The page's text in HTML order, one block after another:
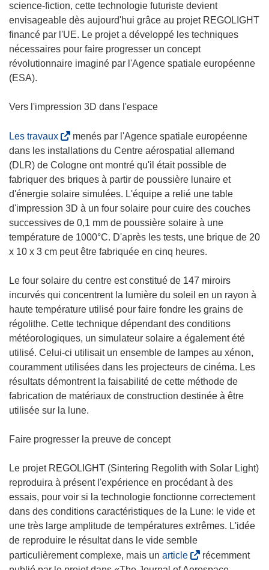
science-fiction, cette technologie futuriste devient
envisageable dès aujourd'hui grâce au projet REGOLIGHT
financé par l'UE. Le projet a développé les techniques
nécessaires pour faire progresser un concept
révolutionnaire imaginé par l'Agence spatiale européenne
(ESA).
Vers l'impression 3D dans l'espace
Les travaux(
s
’
o
u
v
r
e
d
n
s
u
n
e
n
o
u
v
e
l
f
e
n
ê
t
r
e
)
menés par l'Agence spatiale européenne
dans les installations du Centre aérospatial allemand
(DLR) de Cologne ont montré qu'il était possible de
fabriquer des briques à partir de poussière lunaire et
d'énergie solaire simulées. L'équipe a relié une table
d'impression 3D à un four solaire pour cuire des couches
successives de 0,1 mm de poussière solaire à une
température de 1000°C. D'après les tests, une brique de 20
x 10 x 3 cm peut être fabriquée en cinq heures.
Le four solaire du centre est constitué de 147 miroirs
incurvés qui concentrent la lumière du soleil en un rayon à
haute température utilisé pour faire fondre les grains de
régolithe. Cette technique dépendant des conditions
météorologiques, un simulateur solaire a également été
utilisé. Celui-ci utilisait un ensemble de lampes au xénon,
couramment utilisées dans les projecteurs de cinéma. Les
résultats démontrent la faisabilité de cette méthode de
fabrication de matériaux de construction destinée à être
utilisée sur la lune.
Faire progresser la preuve de concept
Le projet REGOLIGHT (Sintering Regolith with Solar Light)
reproduira à présent l'expérience en procédant à des
essais, pour voir si la technologie fonctionne correctement
dans des conditions caractéristiques de la Lune: le vide et
une très large amplitude de températures extrêmes. L'idée
de reproduire le résultat dans le vide semble
particulièrement complexe, mais un article(
récemment